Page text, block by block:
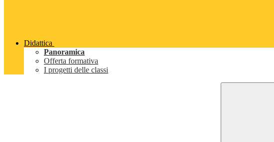
Didattica
Panoramica
Offerta formativa
I progetti delle classi